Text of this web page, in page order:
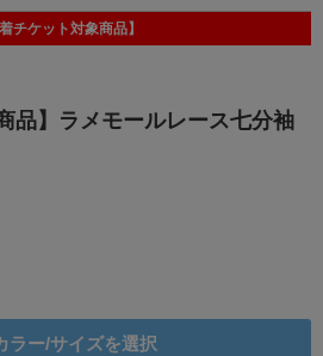
品】ラメモールレース七分袖
着チケット対象商品】
ラー/サイズを選択